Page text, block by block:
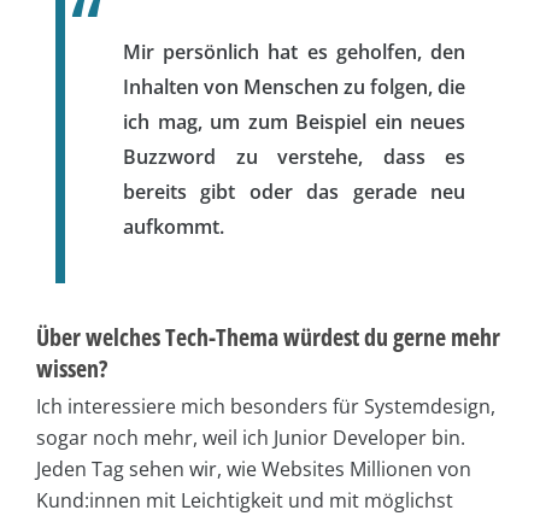
Mir persönlich hat es geholfen, den
Inhalten von Menschen zu folgen, die
ich mag, um zum Beispiel ein neues
Buzzword zu verstehe, dass es
bereits gibt oder das gerade neu
aufkommt.
Über welches Tech-Thema würdest du gerne mehr
wissen?
Ich interessiere mich besonders für Systemdesign,
sogar noch mehr, weil ich Junior Developer bin.
Jeden Tag sehen wir, wie Websites Millionen von
Kund:innen mit Leichtigkeit und mit möglichst